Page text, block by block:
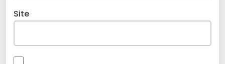
Site